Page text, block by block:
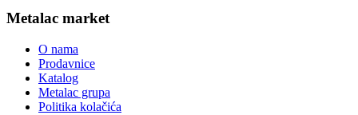
Metalac market
O nama
Prodavnice
Katalog
Metalac grupa
Politika kolačića